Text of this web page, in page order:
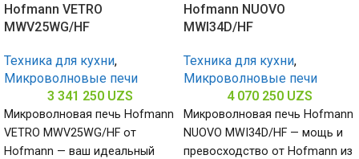
Hofmann VETRO
MWV25WG/HF
Техника для кухни,
Микроволновые печи
3 341 250 UZS
Микроволновая печь Hofmann
VETRO MWV25WG/HF от
Hofmann — ваш идеальный
Hofmann NUOVO
MWI34D/HF
Техника для кухни,
Микроволновые печи
4 070 250 UZS
Микроволновая печь Hofmann
NUOVO MWI34D/HF — мощь и
превосходство от Hofmann из